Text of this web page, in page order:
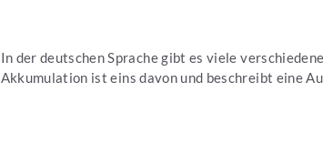
In der deutschen Sprache gibt es viele
Akkumulation ist eins davon und beschreibt eine